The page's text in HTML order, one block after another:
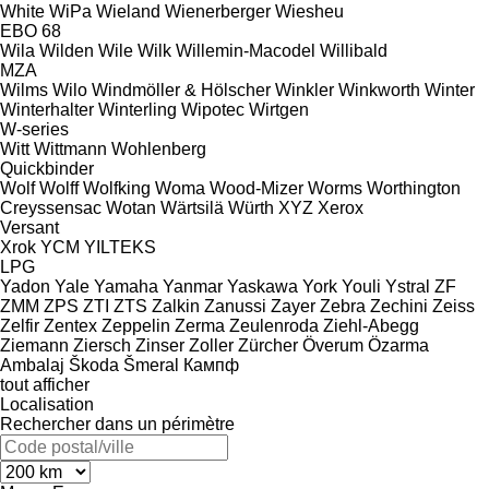
White WiPa Wieland Wienerberger Wiesheu
EBO 68
Wila Wilden Wile Wilk Willemin-Macodel Willibald
MZA
Wilms Wilo Windmöller & Hölscher Winkler Winkworth Winter
Winterhalter Winterling Wipotec Wirtgen
W-series
Witt Wittmann Wohlenberg
Quickbinder
Wolf Wolff Wolfking Woma Wood-Mizer Worms Worthington
Creyssensac Wotan Wärtsilä Würth XYZ Xerox
Versant
Xrok YCM YILTEKS
LPG
Yadon Yale Yamaha Yanmar Yaskawa York Youli Ystral ZF
ZMM ZPS ZTI ZTS Zalkin Zanussi Zayer Zebra Zechini Zeiss
Zelfir Zentex Zeppelin Zerma Zeulenroda Ziehl-Abegg
Ziemann Ziersch Zinser Zoller Zürcher Överum Özarma
Ambalaj Škoda Šmeral
Кампф
tout afficher
Localisation
Rechercher dans un périmètre